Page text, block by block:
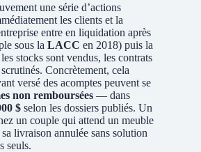
une série d’actions
les clients et la
entre en liquidation après
sous la LACC en 2018) puis la
stocks sont vendus, les contrats
Concrètement, cela
versé des acomptes peuvent se
non remboursées — dans
$ selon les dossiers publiés. Un
un couple qui attend un meuble
livraison annulée sans solution
seuls.